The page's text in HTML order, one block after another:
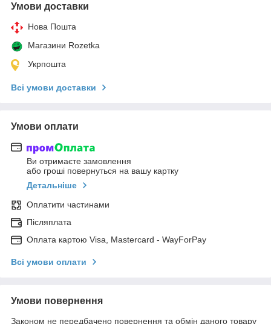
Умови доставки
Нова Пошта
Магазини Rozetka
Укрпошта
Всі умови доставки
Умови оплати
Ви отримаєте замовлення
або гроші повернуться на вашу картку
Детальніше
Оплатити частинами
Післяплата
Оплата картою Visa, Mastercard - WayForPay
Всі умови оплати
Умови повернення
Законом не передбачено повернення та обмін даного товару